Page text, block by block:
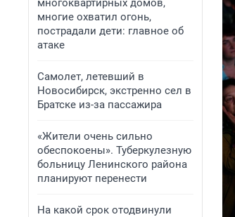
многоквартирных домов,
многие охватил огонь,
пострадали дети: главное об
атаке
Самолет, летевший в
Новосибирск, экстренно сел в
Братске из-за пассажира
«Жители очень сильно
обеспокоены». Туберкулезную
больницу Ленинского района
планируют перенести
На какой срок отодвинули